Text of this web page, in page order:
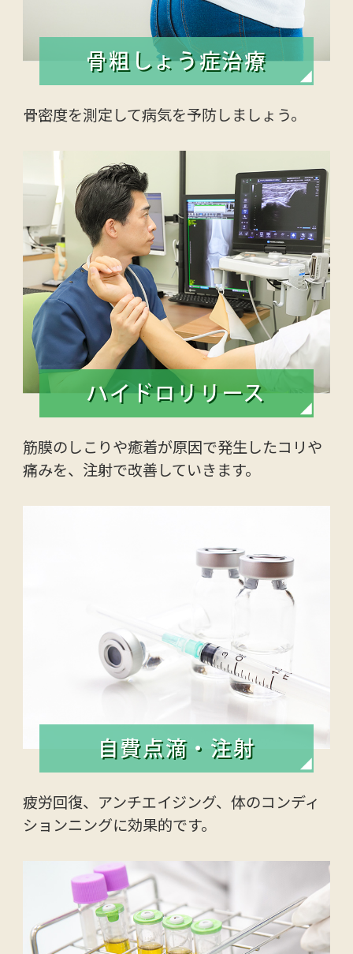
骨粗しょう症治療
骨密度を測定して病気を予防しましょう。
ハイドロリリース
筋膜のしこりや癒着が原因で発生したコリや
痛みを、注射で改善していきます。
自費点滴・注射
疲労回復、アンチエイジング、体のコンディ
ションニングに効果的です。